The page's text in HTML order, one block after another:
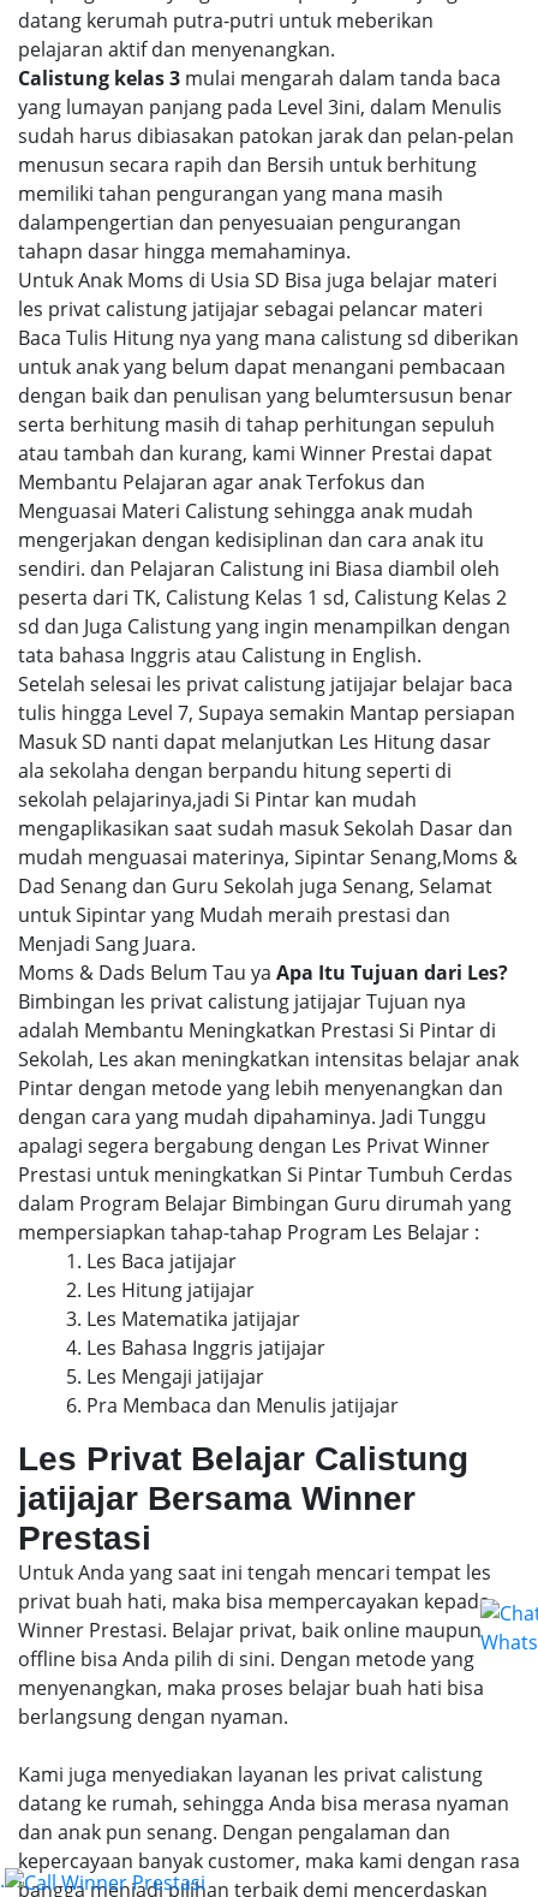
datang kerumah putra-putri untuk meberikan
pelajaran aktif dan menyenangkan.
Calistung kelas 3 mulai mengarah dalam tanda baca
yang lumayan panjang pada Level 3ini, dalam Menulis
sudah harus dibiasakan patokan jarak dan pelan-pelan
menusun secara rapih dan Bersih untuk berhitung
memiliki tahan pengurangan yang mana masih
dalampengertian dan penyesuaian pengurangan
tahapn dasar hingga memahaminya.
Untuk Anak Moms di Usia SD Bisa juga belajar materi
les privat calistung jatijajar sebagai pelancar materi
Baca Tulis Hitung nya yang mana calistung sd diberikan
untuk anak yang belum dapat menangani pembacaan
dengan baik dan penulisan yang belumtersusun benar
serta berhitung masih di tahap perhitungan sepuluh
atau tambah dan kurang, kami Winner Prestai dapat
Membantu Pelajaran agar anak Terfokus dan
Menguasai Materi Calistung sehingga anak mudah
mengerjakan dengan kedisiplinan dan cara anak itu
sendiri. dan Pelajaran Calistung ini Biasa diambil oleh
peserta dari TK, Calistung Kelas 1 sd, Calistung Kelas 2
sd dan Juga Calistung yang ingin menampilkan dengan
tata bahasa Inggris atau Calistung in English.
Setelah selesai les privat calistung jatijajar belajar baca
tulis hingga Level 7, Supaya semakin Mantap persiapan
Masuk SD nanti dapat melanjutkan Les Hitung dasar
ala sekolaha dengan berpandu hitung seperti di
sekolah pelajarinya,jadi Si Pintar kan mudah
mengaplikasikan saat sudah masuk Sekolah Dasar dan
mudah menguasai materinya, Sipintar Senang,Moms &
Dad Senang dan Guru Sekolah juga Senang, Selamat
untuk Sipintar yang Mudah meraih prestasi dan
Menjadi Sang Juara.
Moms & Dads Belum Tau ya Apa Itu Tujuan dari Les?
Bimbingan les privat calistung jatijajar Tujuan nya
adalah Membantu Meningkatkan Prestasi Si Pintar di
Sekolah, Les akan meningkatkan intensitas belajar anak
Pintar dengan metode yang lebih menyenangkan dan
dengan cara yang mudah dipahaminya. Jadi Tunggu
apalagi segera bergabung dengan Les Privat Winner
Prestasi untuk meningkatkan Si Pintar Tumbuh Cerdas
dalam Program Belajar Bimbingan Guru dirumah yang
mempersiapkan tahap-tahap Program Les Belajar :
1. Les Baca jatijajar
2. Les Hitung jatijajar
3. Les Matematika jatijajar
4. Les Bahasa Inggris jatijajar
5. Les Mengaji jatijajar
6. Pra Membaca dan Menulis jatijajar
Les Privat Belajar Calistung
jatijajar Bersama Winner
Prestasi
Untuk Anda yang saat ini tengah mencari tempat les
privat buah hati, maka bisa mempercayakan kepada
Winner Prestasi. Belajar privat, baik online maupun
offline bisa Anda pilih di sini. Dengan metode yang
menyenangkan, maka proses belajar buah hati bisa
berlangsung dengan nyaman.
Kami juga menyediakan layanan les privat calistung
datang ke rumah, sehingga Anda bisa merasa nyaman
dan anak pun senang. Dengan pengalaman dan
kepercayaan banyak customer, maka kami dengan rasa
bangga menjadi pilihan terbaik demi mencerdaskan
.